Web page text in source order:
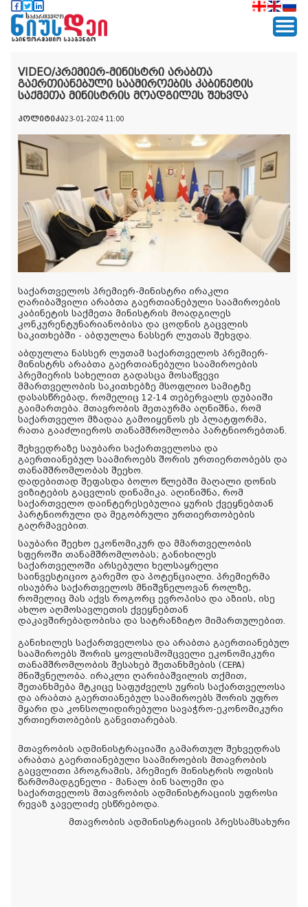
VIDEO/პრემიერ-მინისტრი არაბთა
გაერთიანებული საამიროების კაბინეტის
საქმეთა მინისტრის მოადგილეს შეხვდა
პოლიტიკა23-01-2024 11:00
საქართველოს პრემიერ-მინისტრი ირაკლი
ღარიბაშვილი არაბთა გაერთიანებული საამიროების
კაბინეტის საქმეთა მინისტრის მოადგილეს
კონკურენტუნარიანობისა და ცოდნის გაცვლის
საკითხებში - აბდულლა ნასსერ ლუთას შეხვდა.
აბდულლა ნასსერ ლუთამ საქართველოს პრემიერ-
მინისტრს არაბთა გაერთიანებული საამიროების
პრემიერის სახელით გადასცა მოსაწვევი
მმართველობის საკითხებზე მსოფლიო სამიტზე
დასასწრებად, რომელიც 12-14 თებერვალს დუბაიში
გაიმართება. მთავრობის მეთაურმა აღნიშნა, რომ
საქართველო მზადაა გამოიყენოს ეს პლატფორმა,
რათა გააძლიეროს თანამშრომლობა პარტნიორებთან.
შეხვედრაზე საუბარი საქართველოსა და
გაერთიანებულ საამიროებს შორის ურთიერთობებს და
თანამშრომლობას შეეხო.
დადებითად შეფასდა ბოლო წლებში მაღალი დონის
ვიზიტების გაცვლის დინამიკა. აღინიშნა, რომ
საქართველო დაინტერესებულია ყურის ქვეყნებთან
პარტნიორული და მეგობრული ურთიერთობების
გაღრმავებით.
საუბარი შეეხო ეკონომიკურ და მმართველობის
სფეროში თანამშრომლობას; განიხილეს
საქართველოში არსებული ხელსაყრელი
საინვესტიციო გარემო და პოტენციალი. პრემიერმა
ისაუბრა საქართველოს მნიშვნელოვან როლზე,
რომელიც მას აქვს როგორც ევროპისა და აზიის, ისე
ახლო აღმოსავლეთის ქვეყნებთან
დაკავშირებადობისა და სატრანზიტო მიმართულებით.
განიხილეს საქართველოსა და არაბთა გაერთიანებულ
საამიროებს შორის ყოვლისმომცველი ეკონომიკური
თანამშრომლობის შესახებ შეთანხმების (CEPA)
მნიშვნელობა. ირაკლი ღარიბაშვილის თქმით,
შეთანხმება მტკიცე საფუძველს უყრის საქართველოსა
და არაბთა გაერთიანებულ საამიროებს შორის უფრო
მყარი და კონსოლიდირებული სავაჭრო-ეკონომიკური
ურთიერთობების განვითარებას.
მთავრობის ადმინისტრაციაში გამართულ შეხვედრას
არაბთა გაერთიანებული საამიროების მთავრობის
გაცვლითი პროგრამის, პრემიერ მინისტრის ოფისის
წარმომადგენელი - მანალ ბინ სალემი და
საქართველოს მთავრობის ადმინისტრაციის უფროსი
რევაზ ჯაველიძე ესწრებოდა.
მთავრობის ადმინისტრაციის პრესსამსახური